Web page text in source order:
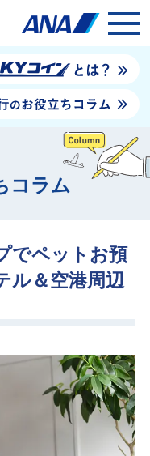
コラム
でペットお預
ル＆空港周辺